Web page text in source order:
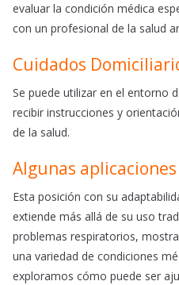
evaluar la condición médica
con un profesional de la salud
Cuidados
Se puede utilizar en el entorno
recibir instrucciones y
de la salud.
Algunas
Esta posición con su
extiende más allá de su uso
problemas respiratorios,
una variedad de condiciones
exploramos cómo puede ser